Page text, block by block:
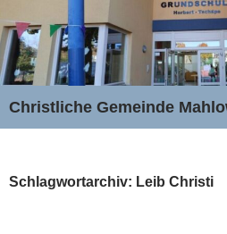
Inhalt
springen
Christliche Gemeinde
Schlagwortarchiv: Leib Christi